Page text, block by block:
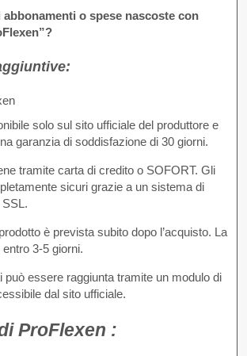
abbonamenti o spese nascoste con
solo sul sito ufficiale del produttore e
garanzia di soddisfazione di 30 giorni.
tramite carta di credito o SOFORT. Gli
sicuri grazie a un sistema di
è prevista subito dopo l’acquisto. La
3-5 giorni.
può essere raggiunta tramite un modulo di
dal sito ufficiale.
ProFlexen :